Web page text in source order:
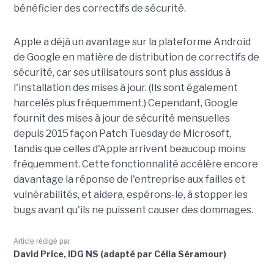
bénéficier des correctifs de sécurité.
Apple a déjà un avantage sur la plateforme Android
de Google en matière de distribution de correctifs de
sécurité, car ses utilisateurs sont plus assidus à
l'installation des mises à jour. (Ils sont également
harcelés plus fréquemment.) Cependant, Google
fournit des mises à jour de sécurité mensuelles
depuis 2015 façon Patch Tuesday de Microsoft,
tandis que celles d'Apple arrivent beaucoup moins
fréquemment. Cette fonctionnalité accélère encore
davantage la réponse de l'entreprise aux failles et
vulnérabilités, et aidera, espérons-le, à stopper les
bugs avant qu'ils ne puissent causer des dommages.
Article rédigé par
David Price, IDG NS (adapté par Célia Séramour)